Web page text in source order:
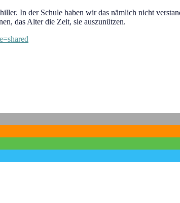
In der Schule haben wir das nämlich nicht
das Alter die Zeit, sie auszunützen.